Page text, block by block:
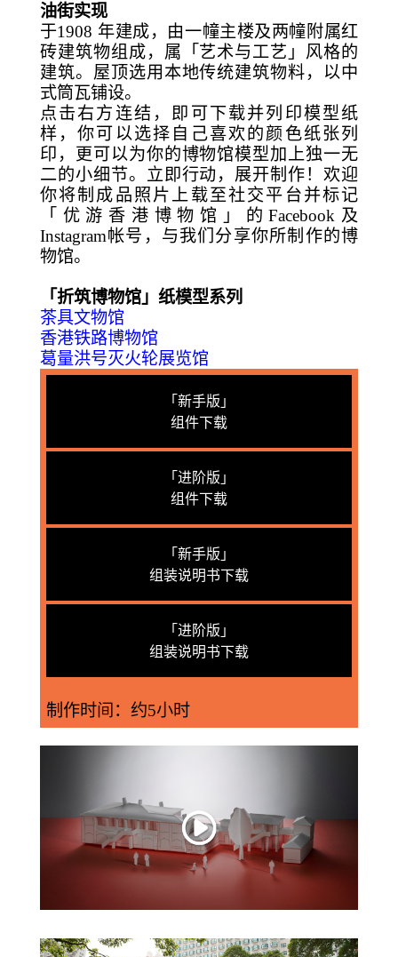
油街实现
于1908 年建成，由一幢主楼及两幢附属红
砖建筑物组成，属「艺术与工艺」风格的
建筑。屋顶选用本地传统建筑物料，以中
式筒瓦铺设。
点击右方连结，即可下载并列印模型纸
样，你可以选择自己喜欢的颜色纸张列
印，更可以为你的博物馆模型加上独一无
二的小细节。立即行动，展开制作！欢迎
你将制成品照片上载至社交平台并标记
「优游香港博物馆」的Facebook及
Instagram帐号，与我们分享你所制作的博
物馆。
「折筑博物馆」纸模型系列
茶具文物馆
香港铁路博物馆
葛量洪号灭火轮展览馆
「新手版」
组件下载
「进阶版」
组件下载
「新手版」
组装说明书下载
「进阶版」
组装说明书下载
制作时间： 约5小时